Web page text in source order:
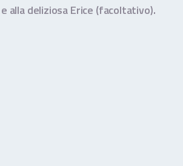
alla deliziosa Erice (facoltativo).